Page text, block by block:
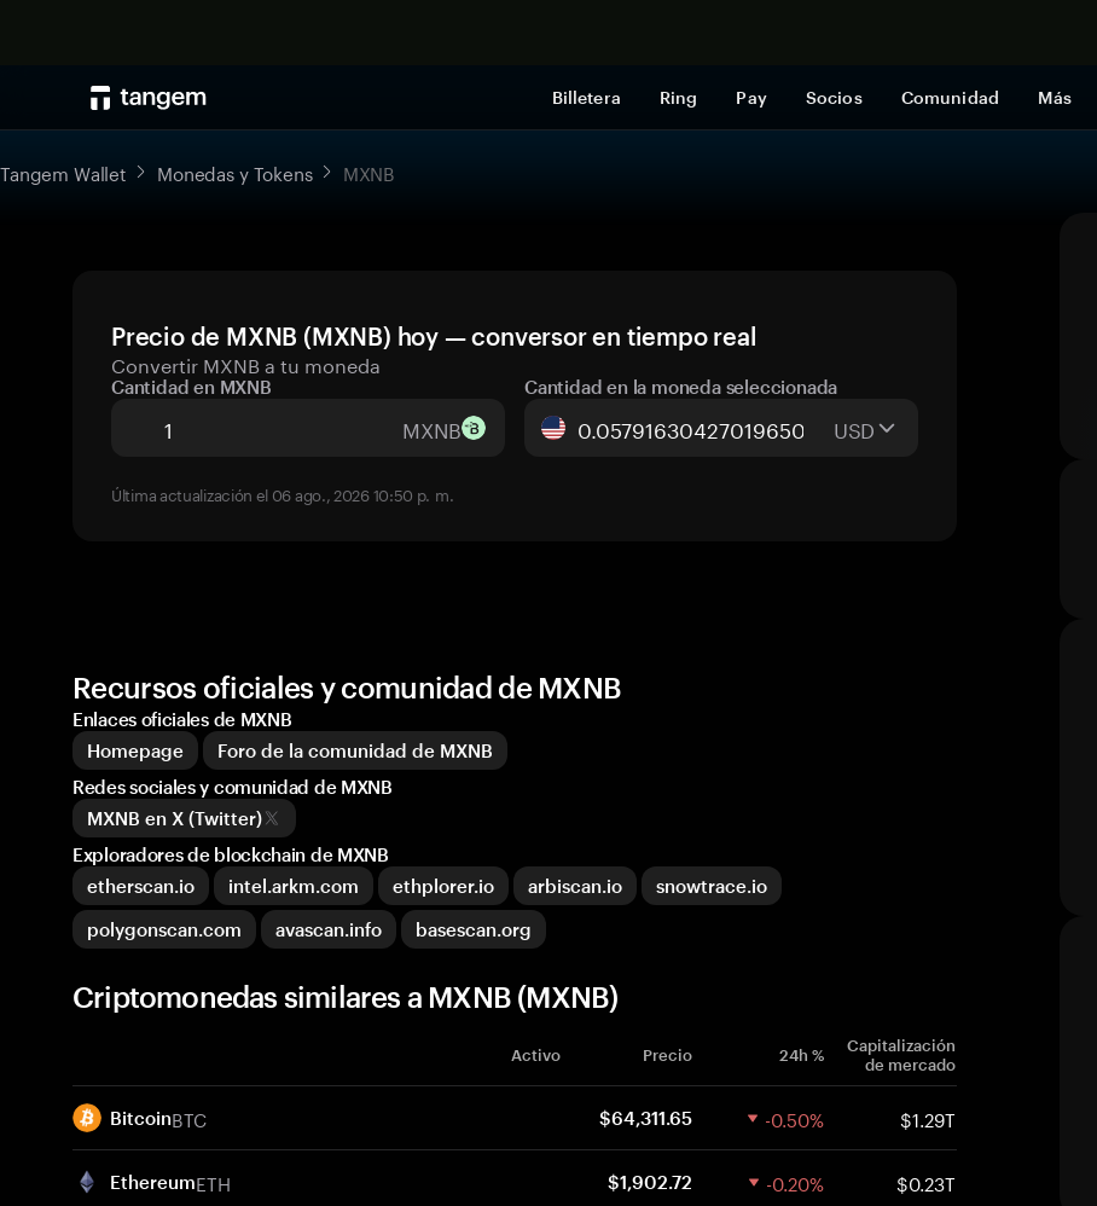
Billetera Ring Pay Socios Comunidad Más
Tangem Wallet Monedas y Tokens MXNB
Precio de MXNB (MXNB) hoy — conversor en tiempo real
Convertir MXNB a tu moneda
Cantidad en MXNB
MXNB
Cantidad en la moneda seleccionada
USD
Última actualización el 06 ago., 2026 10:50 p. m.
Recursos oficiales y comunidad de MXNB
Enlaces oficiales de MXNB
Homepage
Foro de la comunidad de MXNB
Redes sociales y comunidad de MXNB
MXNB en X (Twitter)
Exploradores de blockchain de MXNB
etherscan.io
intel.arkm.com ethplorer.io arbiscan.io
snowtrace.io
polygonscan.com
avascan.info basescan.org
Criptomonedas similares a MXNB (MXNB)
Activo Precio 24h %
Capitalización
de mercado
BitcoinBTC $64,311.65 -0.50% $1.29T
EthereumETH $1,902.72 -0.20% $0.23T